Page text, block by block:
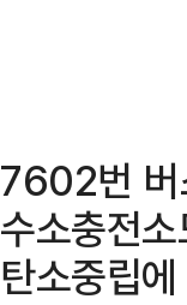
7602번 버
수소충전
탄소중립